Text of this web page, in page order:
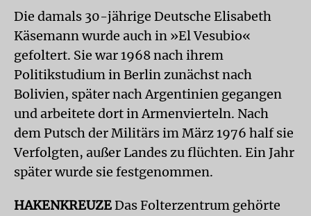
Die damals 30-jährige Deutsche Elisabeth
Käsemann wurde auch in »El Vesubio«
gefoltert. Sie war 1968 nach ihrem
Politikstudium in Berlin zunächst nach
Bolivien, später nach Argentinien gegangen
und arbeitete dort in Armenvierteln. Nach
dem Putsch der Militärs im März 1976 half sie
Verfolgten, außer Landes zu flüchten. Ein Jahr
später wurde sie festgenommen.
HAKENKREUZEDas Folterzentrum gehörte